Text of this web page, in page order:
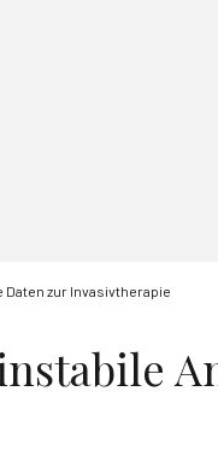
Daten zur Invasivtherapie